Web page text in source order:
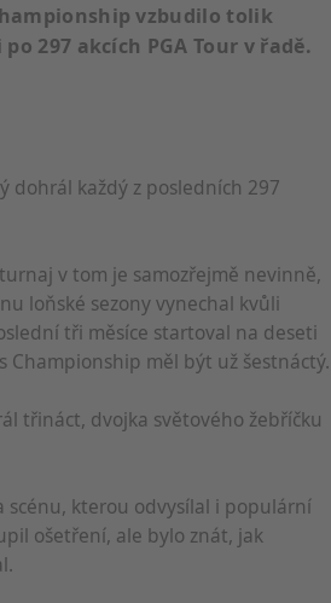
vzbudilo tolik
297 akcích PGA Tour v řadě.
dohrál každý z posledních 297
v tom je samozřejmě nevinně,
loňské sezony vynechal kvůli
tři měsíce startoval na deseti
měl být už šestnáctý.
třináct, dvojka světového žebříčku
kterou odvysílal i populární
ošetření, ale bylo znát, jak